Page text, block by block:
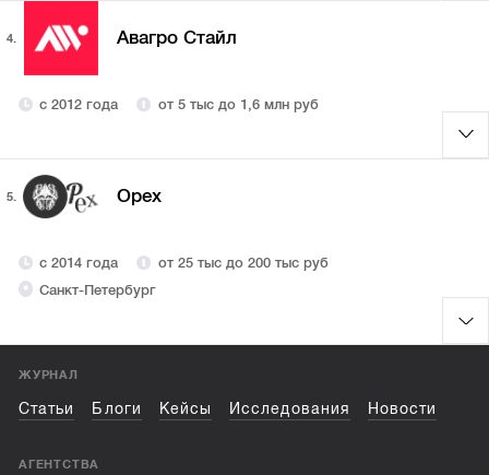
4. Авагро Стайл
с 2012 года от 5 тыс до 1,6 млн руб
5. Орех
с 2014 года
от 25 тыс до 200 тыс руб
Санкт-Петербург
ЖУРНАЛ
Статьи Блоги Кейсы Исследования Новости
АГЕНТСТВА